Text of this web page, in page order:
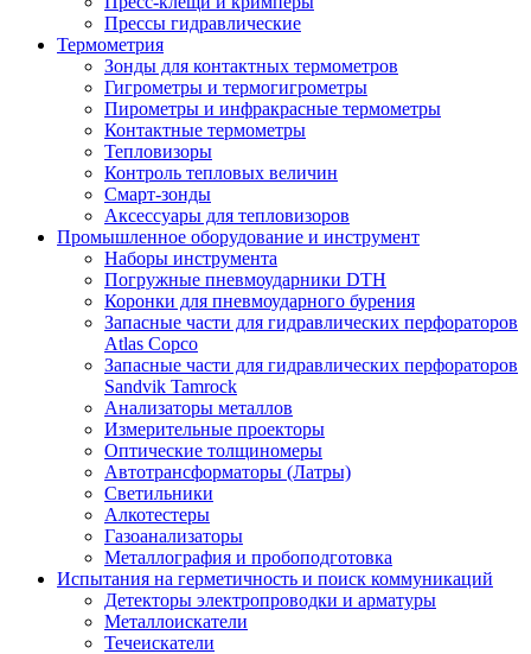
Прессы гидравлические
Термометрия
Зонды для контактных термометров
Гигрометры и термогигрометры
Пирометры и инфракрасные термометры
Контактные термометры
Тепловизоры
Контроль тепловых величин
Смарт-зонды
Аксессуары для тепловизоров
Промышленное оборудование и инструмент
Наборы инструмента
Погружные пневмоударники DTH
Коронки для пневмоударного бурения
Запасные части для гидравлических перфораторов
Atlas Copco
Запасные части для гидравлических перфораторов
Sandvik Tamrock
Анализаторы металлов
Измерительные проекторы
Оптические толщиномеры
Автотрансформаторы (Латры)
Светильники
Алкотестеры
Газоанализаторы
Металлография и пробоподготовка
Испытания на герметичность и поиск коммуникаций
Детекторы электропроводки и арматуры
Металлоискатели
Течеискатели